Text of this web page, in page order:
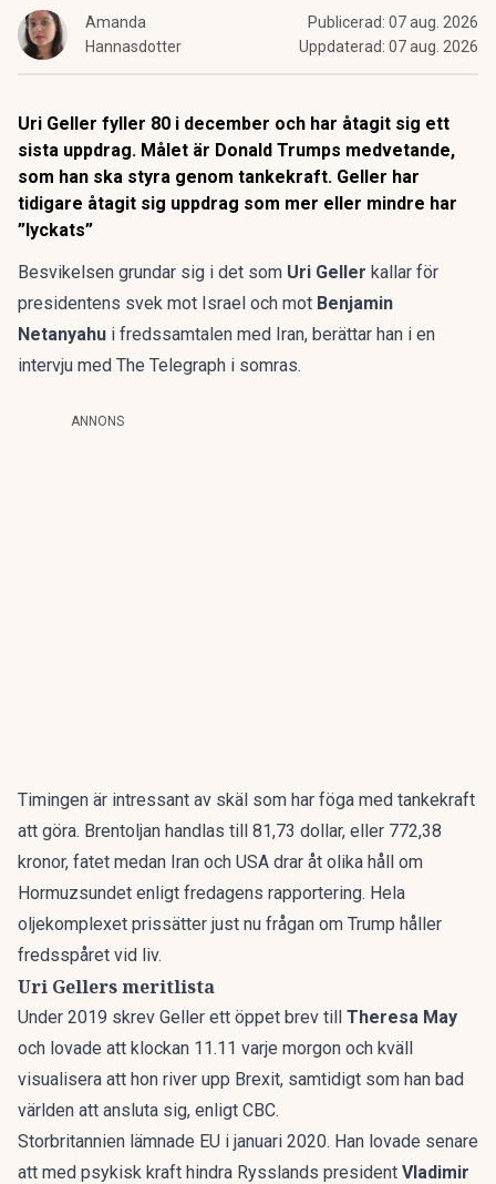
Amanda
Hannasdotter
Publicerad: 07 aug. 2026
Uppdaterad: 07 aug. 2026
Uri Geller fyller 80 i december och har åtagit sig ett
sista uppdrag. Målet är Donald Trumps medvetande,
som han ska styra genom tankekraft. Geller har
tidigare åtagit sig uppdrag som mer eller mindre har
”lyckats”
Besvikelsen grundar sig i det som Uri Geller kallar för
presidentens svek mot Israel och mot Benjamin
Netanyahu i fredssamtalen med Iran, berättar han i en
intervju med The Telegraph i somras.
ANNONS
Timingen är intressant av skäl som har föga med tankekraft
att göra. Brentoljan handlas till 81,73 dollar, eller 772,38
kronor, fatet medan Iran och USA drar åt olika håll om
Hormuzsundet enligt fredagens rapportering. Hela
oljekomplexet prissätter just nu frågan om Trump håller
fredsspåret vid liv.
Uri Gellers meritlista
Under 2019 skrev Geller ett öppet brev till Theresa May
och lovade att klockan 11.11 varje morgon och kväll
visualisera att hon river upp Brexit, samtidigt som han bad
världen att ansluta sig, enligt CBC.
Storbritannien lämnade EU i januari 2020. Han lovade senare
att med psykisk kraft hindra Rysslands president Vladimir